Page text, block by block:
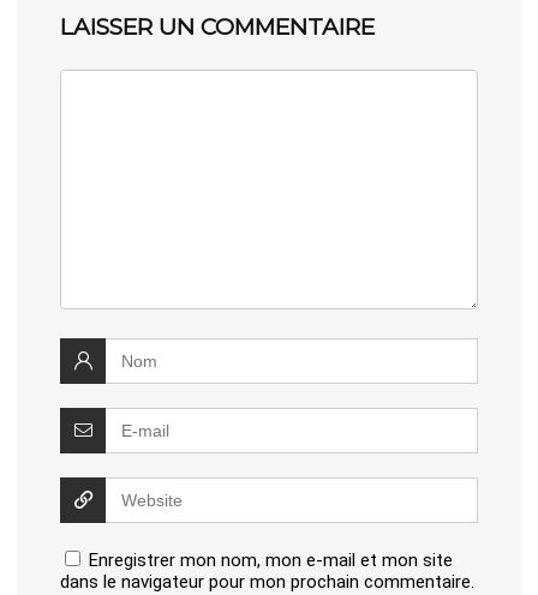
LAISSER UN COMMENTAIRE
Enregistrer mon nom, mon e-mail et mon site
dans le navigateur pour mon prochain commentaire.